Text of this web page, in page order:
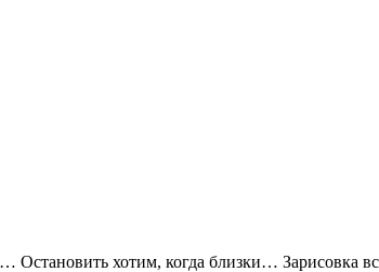
Вячеслав
Остановить хотим, когда близки… Зарисовка